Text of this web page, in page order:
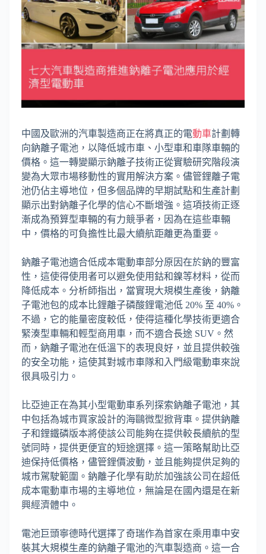
中國及歐洲的汽車製造商正在將真正的電動車計劃轉
向鈉離子電池，以降低城市車、小型車和車隊車輛的
價格。這一轉變顯示鈉離子技術正從實驗研究階段演
變為大眾市場移動性的實用解決方案。儘管鋰離子電
池仍佔主導地位，但多個品牌的早期試點和生產計劃
顯示出對鈉離子化學的信心不斷增強。這項技術正逐
漸成為預算型車輛的有力競爭者，因為在這些車輛
中，價格的可負擔性比最大續航距離更為重要。
鈉離子電池適合低成本電動車部分原因在於鈉的豐富
性，這使得使用者可以避免使用鈷和鎳等材料，從而
降低成本。分析師指出，當實現大規模生產後，鈉離
子電池包的成本比鋰離子磷酸鋰電池低 20% 至 40%。
不過，它的能量密度較低，使得這種化學技術更適合
緊湊型車輛和輕型商用車，而不適合長途 SUV。然
而，鈉離子電池在低溫下的表現良好，並且提供較強
的安全功能，這使其對城市車隊和入門級電動車來說
很具吸引力。
比亞迪正在為其小型電動車系列探索鈉離子電池，其
中包括為城市買家設計的海鷗微型掀背車。提供鈉離
子和鋰鐵磷版本將使該公司能夠在提供較長續航的型
號同時，提供更便宜的短途選擇。這一策略幫助比亞
迪保持低價格，儘管鋰價波動，並且能夠提供足夠的
城市駕駛範圍。鈉離子化學有助於加強該公司在超低
成本電動車市場的主導地位，無論是在國內還是在新
興經濟體中。
電池巨頭寧德時代選擇了奇瑞作為首家在乘用車中安
裝其大規模生產的鈉離子電池的汽車製造商。這一合